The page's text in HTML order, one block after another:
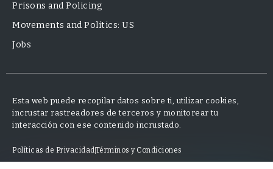
Prisons and Policing
Movements and Politics: US
Jobs
Esta web puede recopilar datos sobre ti, utilizar cookies,
incrustar rastreadores de terceros y monitorear tu
interacción con ese contenido incrustado.
Políticas de PrivacidadTérminos y Condiciones